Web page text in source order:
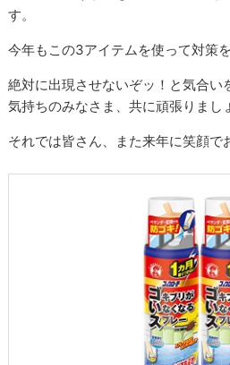
す。
今年もこの3アイテムを使って対策
絶対に出現させないぞッ！と気合い
気持ちのみなさま、共に頑張りまし
それでは皆さん、また来年に笑顔で